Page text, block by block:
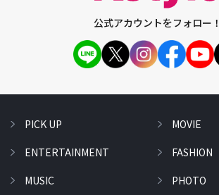
公式アカウントをフォロー！
PICK UP
ENTERTAINMENT
MUSIC
MOVIE
FASHION
PHOTO